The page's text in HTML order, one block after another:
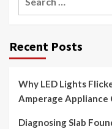
Recent Posts
Why LED Lights
Amperage Appliance
Diagnosing Slab